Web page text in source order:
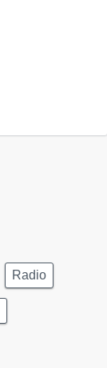
Radio